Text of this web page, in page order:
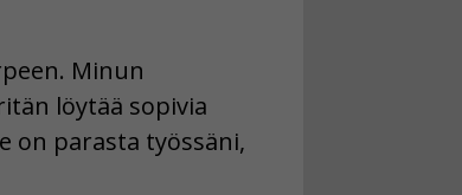
Minun
löytää sopivia
on parasta työssäni,